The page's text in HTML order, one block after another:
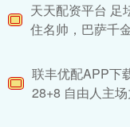
天天配资平台 足
住名帅，巴萨千
联丰优配APP下
28+8 自由人主